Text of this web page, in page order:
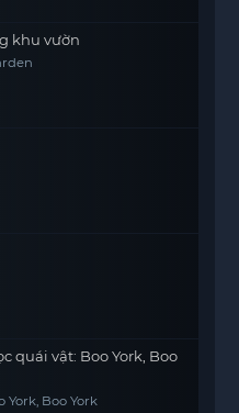
khu vườn
quái vật: Boo York, Boo
York, Boo York